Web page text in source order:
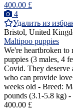
400.00 £
4
Удалить из
Bristol, United
Maltipoo puppies
We're heartbroken
puppies (3 males, 4
Covid. They deserve
who can provide
weeks old - Breed:
pounds (3.1-5.8 kg) -
400.00 £